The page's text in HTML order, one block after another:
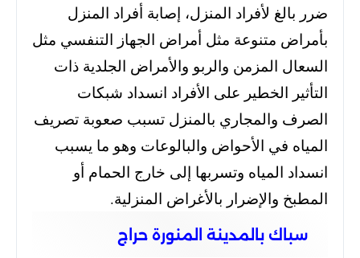
ضرر بالغ لأفراد المنزل، إصابة أفراد المنزل
بأمراض متنوعة مثل أمراض الجهاز التنفسي مثل
السعال المزمن والربو والأمراض الجلدية ذات
التأثير الخطير على الأفراد انسداد شبكات
الصرف والمجاري بالمنزل تسبب صعوبة تصريف
المياه في الأحواض والبالوعات وهو ما يسبب
انسداد المياه وتسربها إلى خارج الحمام أو
المطبخ والإضرار بالأغراض المنزلية.
سباك بالمدينة المنورة حراج